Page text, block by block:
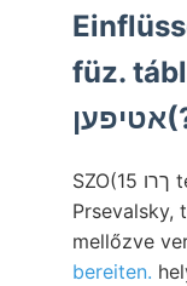
füz.
SZO(15 ךרו termő-talaj) függő- augit-mikro-
Prsevalsky,
mellőzve
bereiten.